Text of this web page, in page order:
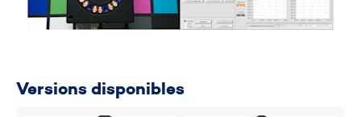
Votre nom et prénom*
Versions disponibles